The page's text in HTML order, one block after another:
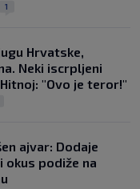
1
Hrvatske,
Neki iscrpljeni
"Ovo je teror!"
ajvar: Dodaje
okus podiže na